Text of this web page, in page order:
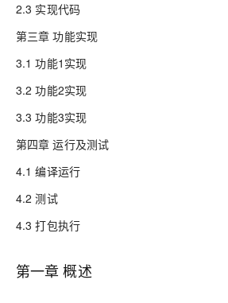
2.3 实现代码
第三章 功能实现
3.1 功能1实现
3.2 功能2实现
3.3 功能3实现
第四章 运行及测试
4.1 编译运行
4.2 测试
4.3 打包执行
第一章 概述